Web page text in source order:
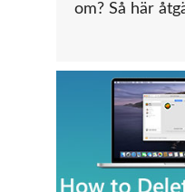
om? Så här